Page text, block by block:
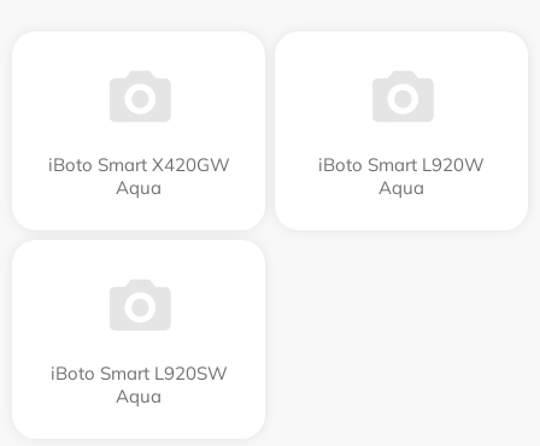
iBoto Smart Х420GW
Aqua
iBoto Smart L920W
Aqua
iBoto Smart L920SW
Aqua